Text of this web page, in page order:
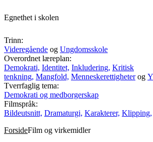
Egnethet i skolen
Trinn:
Videregående og Ungdomsskole
Overordnet læreplan:
Demokrati, Identitet, Inkludering, Kritisk
tenkning, Mangfold, Menneskerettigheterog
Tverrfaglig tema:
Demokrati og medborgerskap
Filmspråk:
Bildeutsnitt, Dramaturgi, Karakterer, Klipping,
ForsideFilm og virkemidler